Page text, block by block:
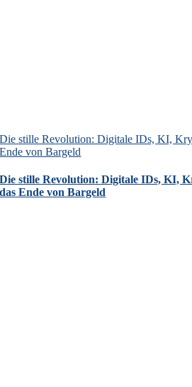
Die stille Revolution: Digitale IDs, KI,
Ende von Bargeld
Die stille Revolution: Digitale IDs, KI,
das Ende von Bargeld